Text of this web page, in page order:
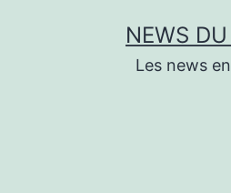
NEWS
Les news